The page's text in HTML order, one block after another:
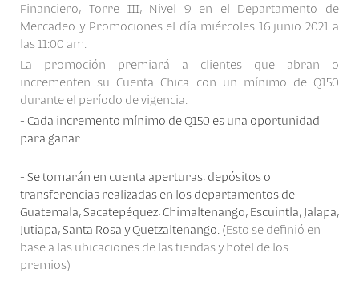
Financiero, Torre III, Nivel 9 en el Departamento de
Mercadeo y Promociones el día miércoles 16 junio 2021 a
las 11:00 am.
La promoción premiará a clientes que abran o
incrementen su Cuenta Chica con un mínimo de Q150
durante el período de vigencia.
- Cada incremento mínimo de Q150 es una oportunidad
para ganar
- Se tomarán en cuenta aperturas, depósitos o
transferencias realizadas en los departamentos de
Guatemala, Sacatepéquez, Chimaltenango, Escuintla, Jalapa,
Jutiapa, Santa Rosa y Quetzaltenango. (Esto se definió en
base a las ubicaciones de las tiendas y hotel de los
premios)